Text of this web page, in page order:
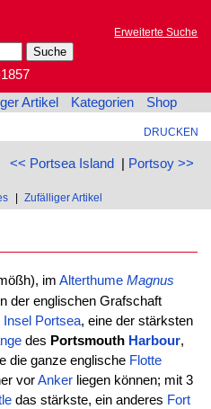
Erweiterte Suche
Artikel Kategorien Shop
DRUCKEN
<< Portsea Island| Portsoy >>
Zufälliger Artikel
im Alterthume Magnus
der englischen Grafschaft
Insel Portsea, eine der stärksten
des Portsmouth Harbour,
die ganze englische Flotte
vorAnkerliegen können; mit 3
das stärkste, ein anderes Fort